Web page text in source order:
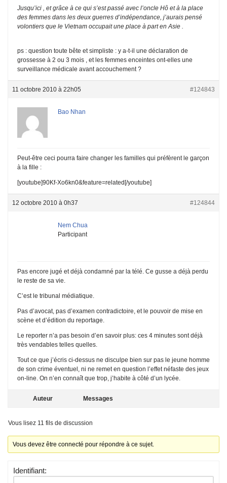
Jusqu’ici , et grâce à ce qui s’est passé avec l’oncle Hô et à la place
des femmes dans les deux guerres d’indépendance, j’aurais pensé
volontiers que le Vietnam occupait une place à part en Asie .
ps : question toute bête et simpliste : y a-t-il une déclaration de
grossesse à 2 ou 3 mois , et les femmes enceintes ont-elles une
surveillance médicale avant accouchement ?
11 octobre 2010 à 22h05 #124843
Bao Nhan
Peut-être ceci pourra faire changer les familles qui préfèrent le garçon
à la fille :
[youtube]90Kf-Xo6kn0&feature=related[/youtube]
12 octobre 2010 à 0h37 #124844
Nem Chua
Participant
Pas encore jugé et déjà condamné par la télé. Ce gusse a déjà perdu
le reste de sa vie.
C’est le tribunal médiatique.
Pas d’avocat, pas d’examen contradictoire, et le pouvoir de mise en
scène et d’édition du reportage.
Le reporter n’a pas besoin d’en savoir plus: ces 4 minutes sont déjà
très vendables telles quelles.
Tout ce que j’écris ci-dessus ne disculpe bien sur pas le jeune homme
de son crime éventuel, ni ne remet en question l’effet néfaste des jeux
on-line. On n’en connaît que trop, j’habite à côté d’un lycée.
Auteur Messages
Vous lisez 11 fils de discussion
Vous devez être connecté pour répondre à ce sujet.
Identifiant: